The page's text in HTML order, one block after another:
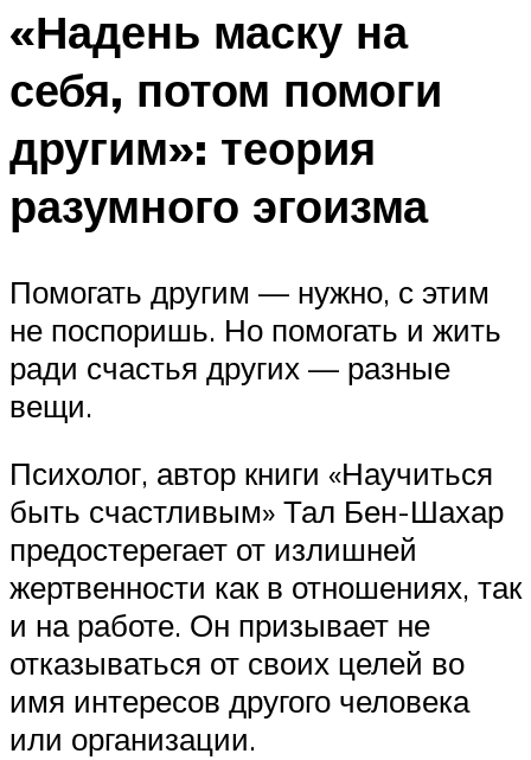
«Надень маску на
себя, потом помоги
другим»: теория
разумного эгоизма
Помогать другим — нужно, с этим
не поспоришь. Но помогать и жить
ради счастья других — разные
вещи.
Психолог, автор книги «Научиться
быть счастливым» Тал Бен-Шахар
предостерегает от излишней
жертвенности как в отношениях, так
и на работе. Он призывает не
отказываться от своих целей во
имя интересов другого человека
или организации.